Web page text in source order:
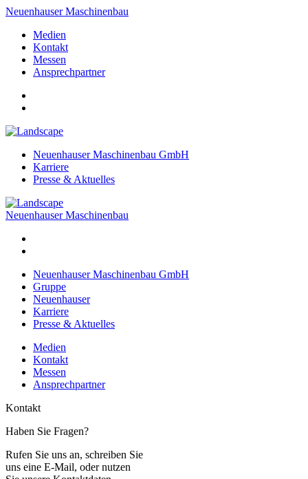
Neuenhauser Maschinenbau
Medien
Kontakt
Messen
Ansprechpartner
Neuenhauser Maschinenbau GmbH
Karriere
Presse & Aktuelles
Neuenhauser Maschinenbau
Neuenhauser Maschinenbau GmbH
Gruppe
Neuenhauser
Karriere
Presse & Aktuelles
Medien
Kontakt
Messen
Ansprechpartner
Kontakt
Haben Sie Fragen?
Rufen Sie uns an, schreiben Sie
uns eine E-Mail, oder nutzen